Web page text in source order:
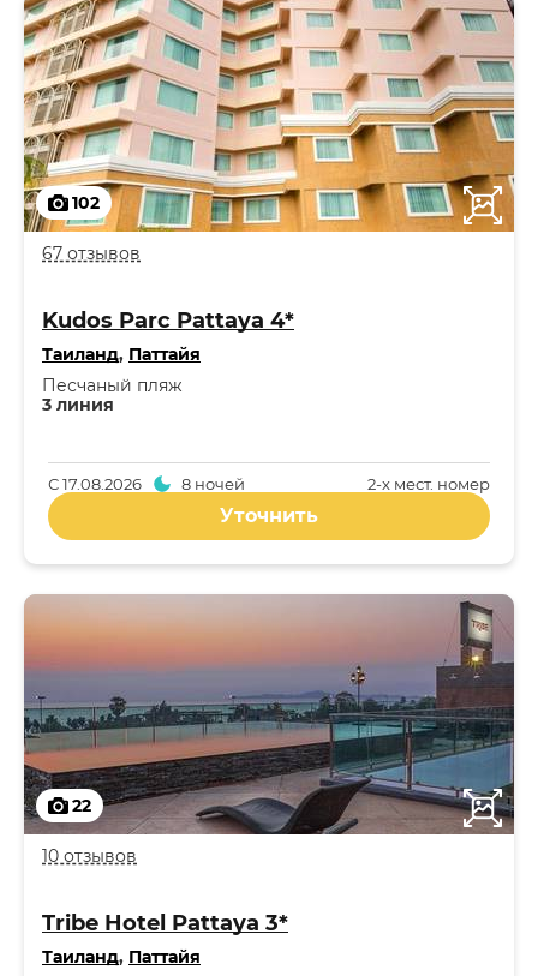
102
67 отзывов
Kudos Parc Pattaya 4*
Таиланд, Паттайя
3 линия
Песчаный пляж
2-x мест. номер
С17.08.2026 8 ночей
Уточнить
22
10 отзывов
Tribe Hotel Pattaya 3*
Таиланд, Паттайя